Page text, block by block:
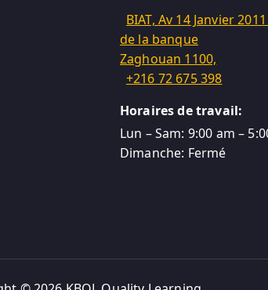
BIAT, Av 14 Janvier
de la banque
Zaghouan 1100,
+216 72 675 398
Horaires de travail:
Lun – Sam: 9:00 am –
Dimanche: Fermé